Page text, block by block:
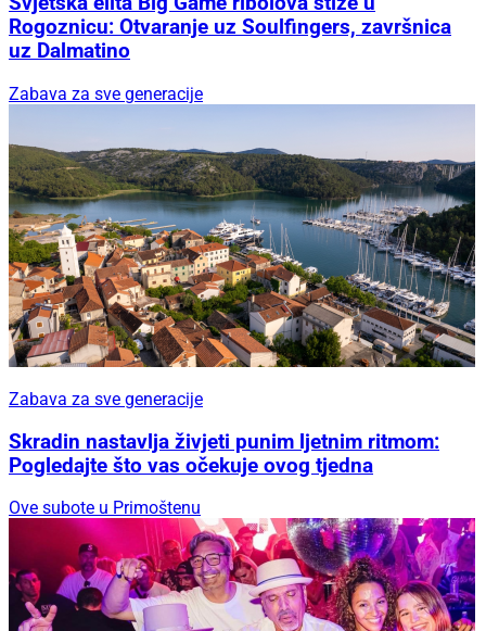
Rogoznicu: Otvaranje uz Soulfingers, završnica
uz Dalmatino
Zabava za sve generacije
Zabava za sve generacije
Skradin nastavlja živjeti punim ljetnim ritmom:
Pogledajte što vas očekuje ovog tjedna
Ove subote u Primoštenu